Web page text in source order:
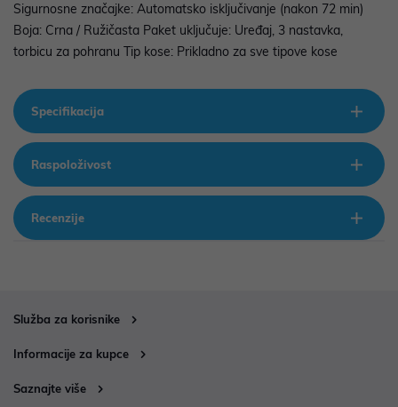
Sigurnosne značajke: Automatsko isključivanje (nakon 72 min)
Boja: Crna / Ružičasta Paket uključuje: Uređaj, 3 nastavka,
torbicu za pohranu Tip kose: Prikladno za sve tipove kose
Specifikacija
Raspoloživost
Recenzije
Služba za korisnike
Informacije za kupce
Saznajte više